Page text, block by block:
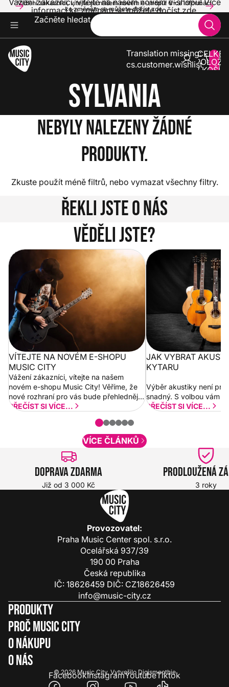
Vážení zákazníci, vítejte na našem novém e-shopu! Více informací
ke změnám se můžete dočíst zde.
Vážení zákazníci, vítejte na našem novém e-shopu! Více
informací ke změnám se můžete dočíst zde.
Začněte hledat
Translation missing:
cs.customer.wishlist
V
Sylvania
Nebyly nalezeny žádné
produkty.
Zkuste použít méně filtrů, nebo vymazat všechny filtry.
Řekli jste o nás
Věděli jste?
Vítejte na novém e-shopu Music
City
VÍTEJTE NA NOVÉM E-SHOPU
MUSIC CITY
Vážení zákazníci, vítejte na našem
novém e-shopu Music City! Věříme, že
nové rozhraní pro vás bude přehlednější
a rychlejší. Postupně budeme přidávat
PŘEČÍST SI VÍCE...
Jak vybrat
JAK VYBRAT
KYTARU
Výběr akustiky není pro
snadný. S volbou vám
PŘEČÍST SI VÍCE...
VÍCE ČLÁNKŮ
Doprava zdarma
Již od 3 000 Kč
Prodloužená
3 roky
Provozovatel:
Praha Music Center spol. s.r.o.
Ocelářská 937/39
190 00 Praha
Česká republika
IČ: 18626459 DIČ: CZ18626459
info@music-city.cz
Produkty
Proč Music City
O nákupu
O nás
© 2026 Music City. Vytvořilo Digismoothie
FacebookInstagramYoutubeTiktok